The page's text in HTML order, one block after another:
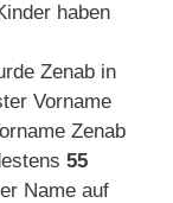
haben
Zenab in
Vorname
Zenab
55
Name auf